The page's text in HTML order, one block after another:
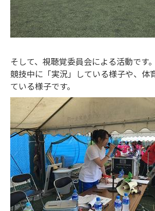
そして、視聴覚委員会による活動です。
競技中に「実況」している様子や、体
ている様子です。